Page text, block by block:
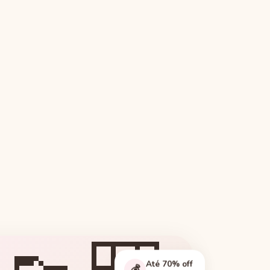
💰 Até 70% off